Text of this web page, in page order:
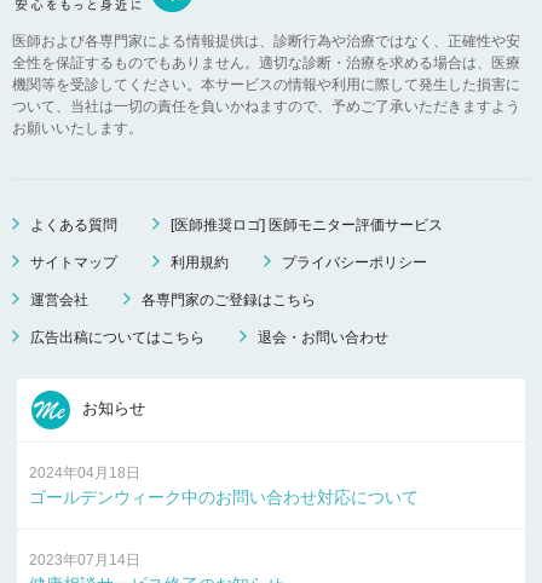
医師および各専門家による情報提供は、診断行為や治療ではなく、正確性や安
全性を保証するものでもありません。適切な診断・治療を求める場合は、医療
機関等を受診してください。本サービスの情報や利用に際して発生した損害に
ついて、当社は一切の責任を負いかねますので、予めご了承いただきますよう
お願いいたします。
よくある質問 [医師推奨ロゴ] 医師モニター評価サービス
サイトマップ 利用規約 プライバシーポリシー
運営会社 各専門家のご登録はこちら
広告出稿についてはこちら 退会・お問い合わせ
お知らせ
2024年04月18日
ゴールデンウィーク中のお問い合わせ対応について
2023年07月14日